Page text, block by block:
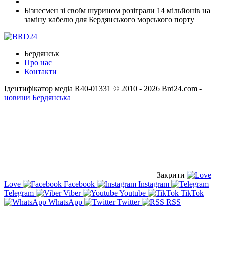
Бізнесмен зі своїм шурином розіграли 14 мільйонів на
заміну кабелю для Бердянського морського порту
Бердянськ
Про нас
Контакти
Ідентифікатор медіа R40-01331 © 2010 - 2026 Brd24.com -
новини Бердянська
Закрити
Love
Facebook
Instagram
Telegram
Viber Youtube
TikTok
WhatsApp
Twitter RSS